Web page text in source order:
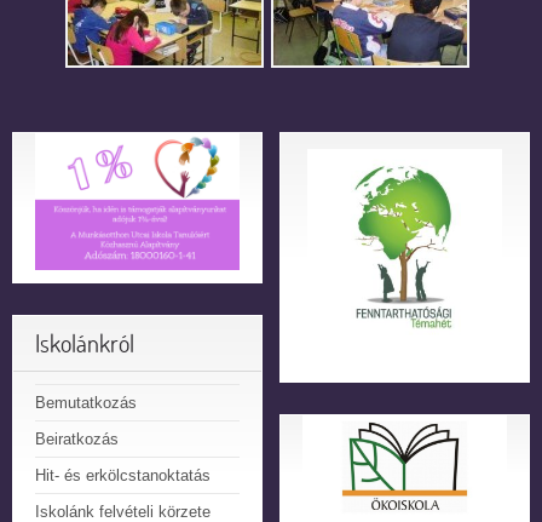
Iskolánkról
Bemutatkozás
Beiratkozás
Hit- és erkölcstanoktatás
Iskolánk felvételi körzete